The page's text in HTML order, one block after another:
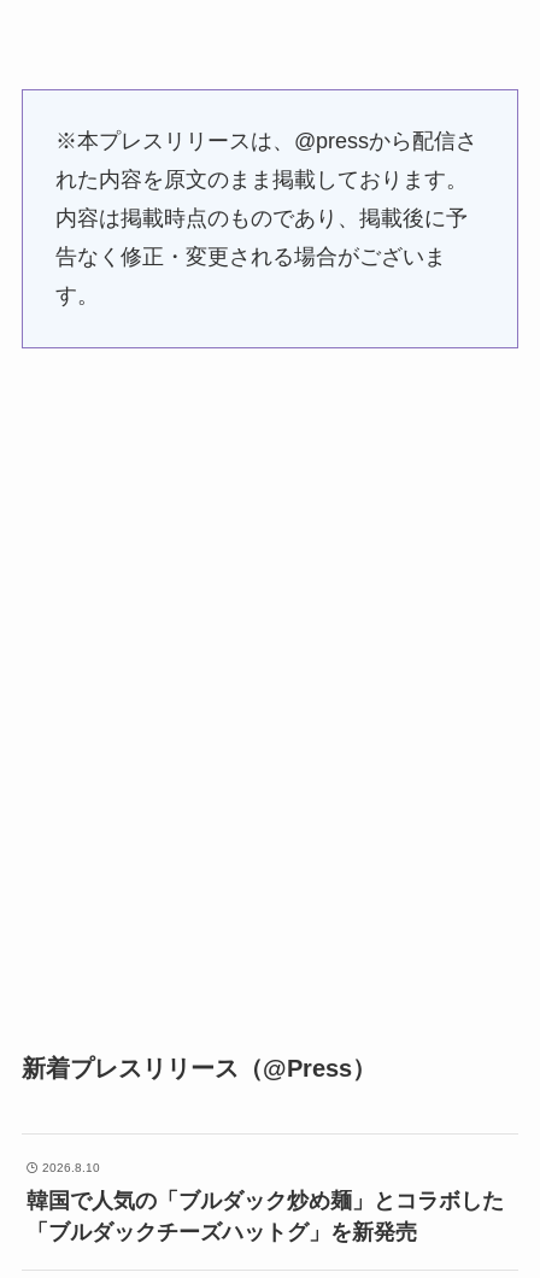
※本プレスリリースは、@pressから配信さ
れた内容を原文のまま掲載しております。
内容は掲載時点のものであり、掲載後に予
告なく修正・変更される場合がございま
す。
新着プレスリリース（@Press）
2026.8.10
韓国で人気の「ブルダック炒め麺」とコラボした
「ブルダックチーズハットグ」を新発売